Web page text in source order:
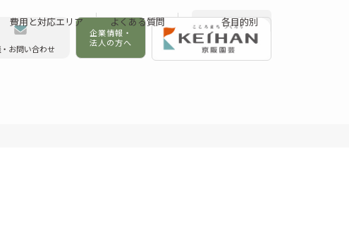
費用と対応エリア よくある質問 各目的別
お問い合わせ
企業情報・
法人の方へ